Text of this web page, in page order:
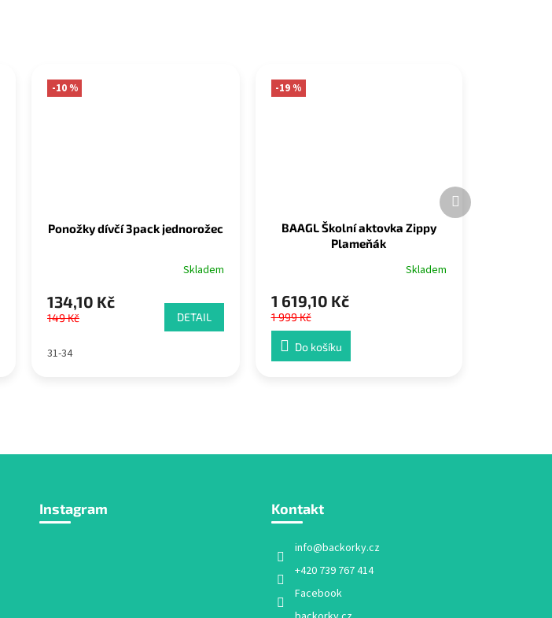
-10 %
Ponožky dívčí 3pack jednorožec
Skladem
134,10 Kč
149 Kč DETAIL
31-34
-19 %
BAAGL Školní aktovka Zippy
Plameňák
Skladem
1 619,10 Kč
1 999 Kč
Do košíku
Další
produkt
Instagram Kontakt
info@backorky.cz
+420 739 767 414
Facebook